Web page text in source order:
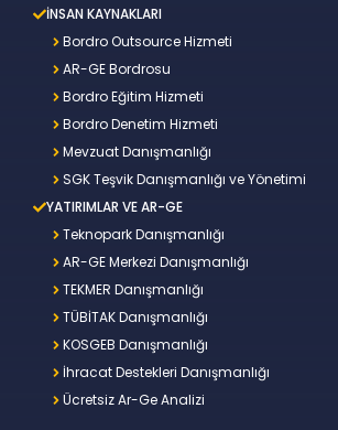
İNSAN KAYNAKLARI
Bordro Outsource Hizmeti
AR-GE Bordrosu
Bordro Eğitim Hizmeti
Bordro Denetim Hizmeti
Mevzuat Danışmanlığı
SGK Teşvik Danışmanlığı ve Yönetimi
YATIRIMLAR VE AR-GE
Teknopark Danışmanlığı
AR-GE Merkezi Danışmanlığı
TEKMER Danışmanlığı
TÜBİTAK Danışmanlığı
KOSGEB Danışmanlığı
İhracat Destekleri Danışmanlığı
Ücretsiz Ar-Ge Analizi